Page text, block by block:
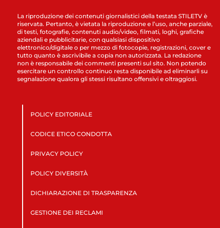
La riproduzione dei contenuti giornalistici della testata STILETV è
riservata. Pertanto, è vietata la riproduzione e l’uso, anche parziale,
di testi, fotografie, contenuti audio/video, filmati, loghi, grafiche
aziendali e pubblicitarie, con qualsiasi dispositivo
elettronico/digitale o per mezzo di fotocopie, registrazioni, cover e
tutto quanto è ascrivibile a copia non autorizzata. La redazione
non è responsabile dei commenti presenti sul sito. Non potendo
esercitare un controllo continuo resta disponibile ad eliminarli su
segnalazione qualora gli stessi risultano offensivi e oltraggiosi.
POLICY EDITORIALE
CODICE ETICO CONDOTTA
PRIVACY POLICY
POLICY DIVERSITÀ
DICHIARAZIONE DI TRASPARENZA
GESTIONE DEI RECLAMI